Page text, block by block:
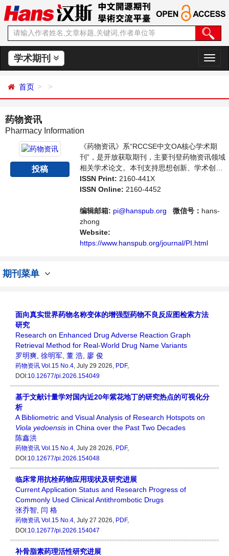
学术期刊
切
换
首页
药物资讯
Pharmacy Information
投稿
《药物资讯》系“RCCSE中文OA核心学术期
刊”，是开放获取期刊，主要刊登药物资讯领域
相关学术论文。本刊支持思想创新、学术创
新，倡导科学，繁荣学术，集学术性、思想性
为一体，旨在给世界范围内的科学家、学者、
不同方向问题与发展的交流平台。
ISSN Print: 2160-441X
ISSN Online: 2160-4452
编辑邮箱: pi@hanspub.org 微信号： hans-
zhong
Website:
https://www.hanspub.org/journal/PI.html
期刊菜单
面向真实世界药物名称变体的增强型药物不良反应图检索方法
研究
Research on Enhanced Drug Adverse Reaction Graph
Retrieval Method for Real-World Drug Name Variants
罗明爽 徐明军 董 浩 廖 俊
药物资讯 Vol.15 No.4, July 29 2026, PDF,
DOI:10.12677/pi.2026.154049
基于文献计量学对国内近20年紫花地丁的研究热点的可视化分
析
A Bibliometric and Visual Analysis of Research Hotspots on
Viola yedoensis in China over the Past Two Decades
陈鑫洪
药物资讯 Vol.15 No.4, July 28 2026, PDF,
DOI:10.12677/pi.2026.154048
临床常用抗栓药物应用现状及研究进展
Current Application Status and Research Progress of
Commonly Used Clinical Antithrombotic Drugs
张乔智 闫 格
药物资讯 Vol.15 No.4, July 27 2026, PDF,
DOI:10.12677/pi.2026.154047
补骨脂素药理活性研究进展